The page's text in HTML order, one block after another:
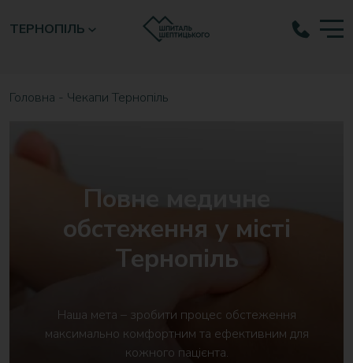
ТЕРНОПІЛЬ
Головна - Чекапи Тернопіль
Повне медичне
обстеження у місті
Тернопіль
Наша мета – зробити процес обстеження
максимально комфортним та ефективним для
кожного пацієнта.